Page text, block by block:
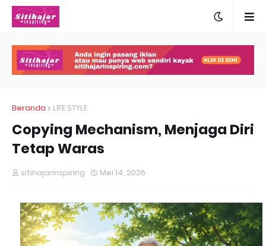
Beranda LIFE STYLE
Copying Mechanism, Menjaga Diri
Tetap Waras
sitihajarinspiring Mei 14, 2026